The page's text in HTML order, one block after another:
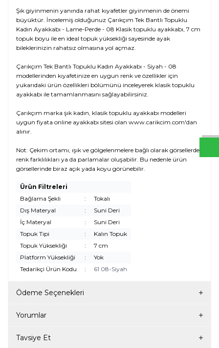
Şık giyinmenin yanında rahat kıyafetler giyinmenin de önemi
büyüktür. İncelemiş olduğunuz Çarıkçım Tek Bantlı Topuklu
Kadın Ayakkabı - Lame-Perde - 08 Klasik topuklu ayakkabı, 7 cm
topuk boyu ile en ideal topuk yüksekliği sayesinde ayak
bileklerinizin rahatsız olmasına yol açmaz.
Çarıkçım Tek Bantlı Topuklu Kadın Ayakkabı - Siyah - 08
modellerinden kıyafetinize en uygun renk ve özellikler için
yukarıdaki ürün özellikleri bölümünü inceleyerek klasik topuklu
ayakkabı ile tamamlanmasını sağlayabilirsiniz.
Çarıkçım marka şık kadın, klasik topuklu ayakkabı modelleri
uygun fiyata online ayakkabı sitesi olan www.carikcim.com'dan
alınır.
Not: Çekim ortamı, ışık ve gölgelenmelere bağlı olarak görsellerde
renk farklılıkları ya da parlamalar oluşabilir. Bu nedenle ürün
görsellerinde biraz açık yada koyu görünebilir.
Ürün Filtreleri
Bağlama Şekli
:
Tokalı
Dış Materyal
:
Suni Deri
İç Materyal
:
Suni Deri
Topuk Tipi
:
Kalın Topuk
Topuk Yüksekliği
:
7 cm
Platform Yüksekliği
:
Yok
Tedarikçi Ürün Kodu
: 61 08-Siyah
Ödeme Seçenekleri
Yorumlar
Tavsiye Et